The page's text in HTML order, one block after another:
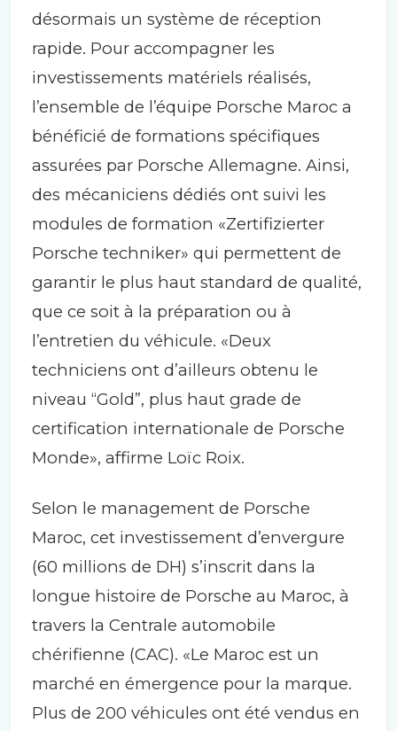
désormais un système de réception
rapide. Pour accompagner les
investissements matériels réalisés,
l’ensemble de l’équipe Porsche Maroc a
bénéficié de formations spécifiques
assurées par Porsche Allemagne. Ainsi,
des mécaniciens dédiés ont suivi les
modules de formation «Zertifizierter
Porsche techniker» qui permettent de
garantir le plus haut standard de qualité,
que ce soit à la préparation ou à
l’entretien du véhicule. «Deux
techniciens ont d’ailleurs obtenu le
niveau “Gold”, plus haut grade de
certification internationale de Porsche
Monde», affirme Loïc Roix.
Selon le management de Porsche
Maroc, cet investissement d’envergure
(60 millions de DH) s’inscrit dans la
longue histoire de Porsche au Maroc, à
travers la Centrale automobile
chérifienne (CAC). «Le Maroc est un
marché en émergence pour la marque.
Plus de 200 véhicules ont été vendus en